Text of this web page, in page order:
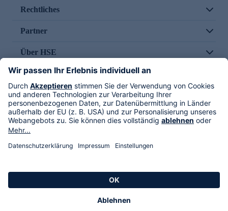
Rechtliches
Partner
Über HSE
Im TV
HSE International